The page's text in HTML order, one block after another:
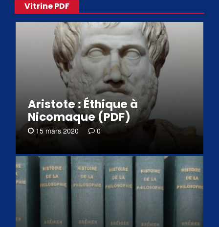
Vitrine PDF
Aristote : Éthique à
Nicomaque (PDF)
15 mars 2020 0